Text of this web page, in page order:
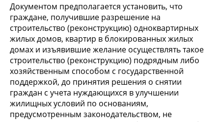
Документом предполагается установить, что
граждане, получившие разрешение на
строительство (реконструкцию) одноквартирных
жилых домов, квартир в блокированных жилых
домах и изъявившие желание осуществлять такое
строительство (реконструкцию) подрядным либо
хозяйственным способом с государственной
поддержкой, до принятия решения о снятии
граждан с учета нуждающихся в улучшении
жилищных условий по основаниям,
предусмотренным законодательством, не